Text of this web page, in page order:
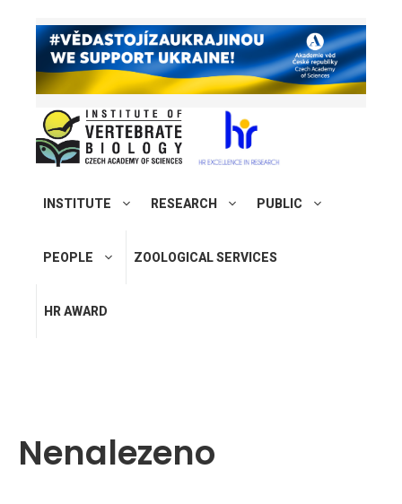
INSTITUTE RESEARCH PUBLIC
PEOPLE ZOOLOGICAL SERVICES
HR AWARD
Nenalezeno